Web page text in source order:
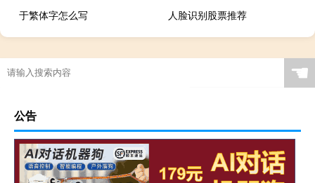
于繁体字怎么写
人脸识别股票推荐
☚
公告